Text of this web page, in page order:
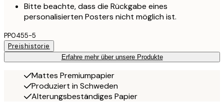
Bitte beachte, dass die Rückgabe eines
personalisierten Posters nicht möglich ist.
PP0455-5
Preishistorie
Erfahre mehr über unsere Produkte
Mattes Premiumpapier
Produziert in Schweden
Alterungsbeständiges Papier